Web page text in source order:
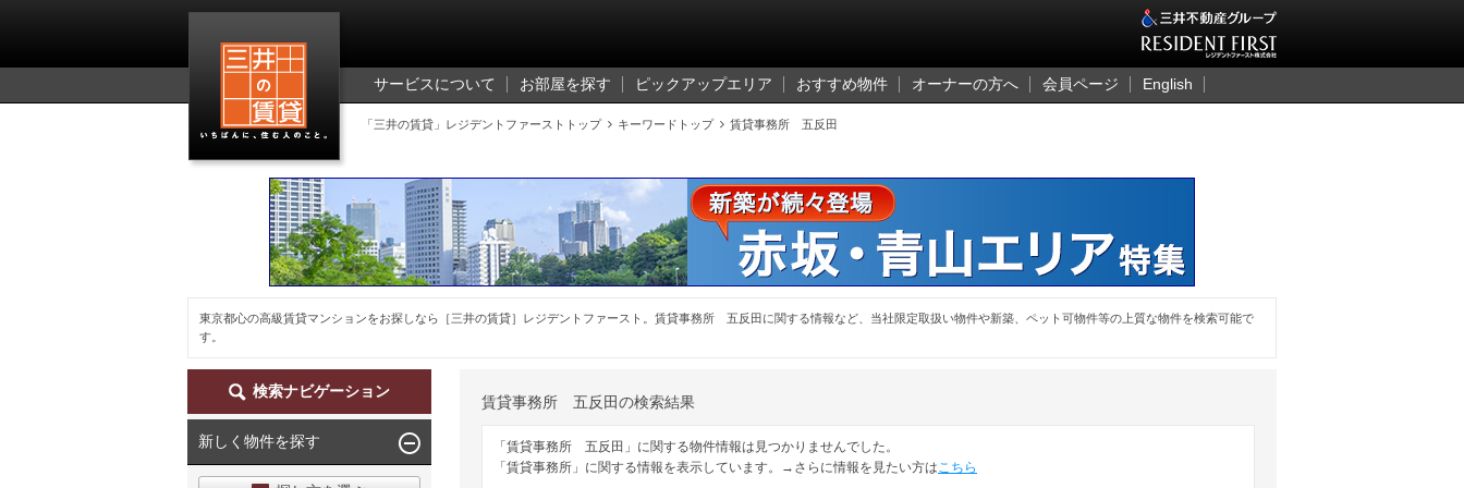
サービスについて お部屋を探す ピックアップエリア おすすめ物件 オーナーの方へ 会員ページ English
「三井の賃貸」レジデントファーストトップ  キーワードトップ  賃貸事務所 五反田
東京都心の高級賃貸マンションをお探しなら［三井の賃貸］レジデントファースト。賃貸事務所 五反田に関する情報など、当社限定取扱い物件や新築、ペット可物件等の上質な物件を検索可能で
す。
賃貸事務所 五反田の検索結果
「賃貸事務所 五反田」に関する物件情報は見つかりませんでした。
「賃貸事務所」に関する情報を表示しています。→さらに情報を見たい方はこちら
検索ナビゲーション
新しく物件を探す